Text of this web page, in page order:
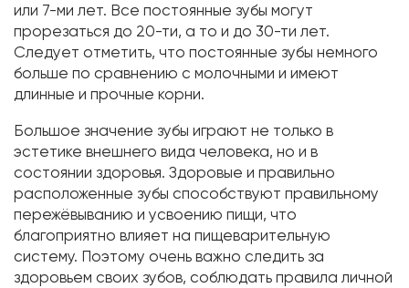
или 7-ми лет. Все постоянные зубы могут
прорезаться до 20-ти, а то и до 30-ти лет.
Следует отметить, что постоянные зубы немного
больше по сравнению с молочными и имеют
длинные и прочные корни.
Большое значение зубы играют не только в
эстетике внешнего вида человека, но и в
состоянии здоровья. Здоровые и правильно
расположенные зубы способствуют правильному
пережёвыванию и усвоению пищи, что
благоприятно влияет на пищеварительную
систему. Поэтому очень важно следить за
здоровьем своих зубов, соблюдать правила личной